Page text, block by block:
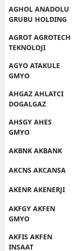
AGHOL ANADOLU
GRUBU HOLDING
AGROT AGROTECH
TEKNOLOJI
AGYO ATAKULE
GMYO
AHGAZ AHLATCI
DOGALGAZ
AHSGY AHES
GMYO
AKBNK AKBANK
AKCNS AKCANSA
AKENR AKENERJI
AKFGY AKFEN
GMYO
AKFIS AKFEN
INSAAT